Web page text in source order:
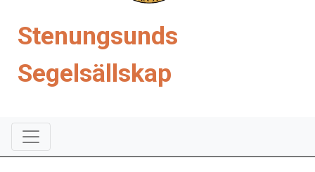
Stenungsunds
Segelsällskap